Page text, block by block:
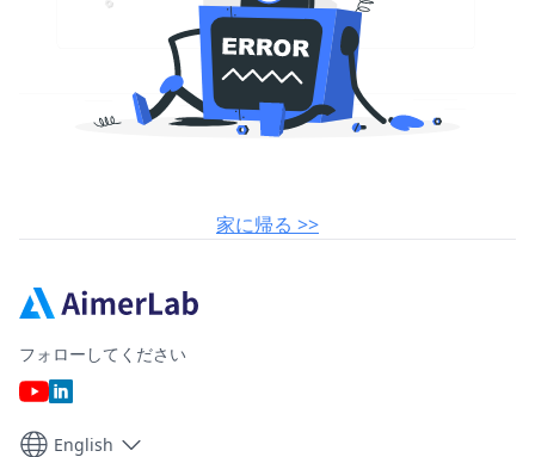
家に帰る >>
フォローしてください
English